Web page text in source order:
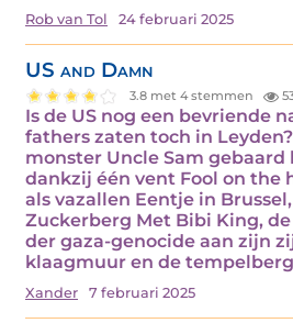
Rob van Tol 24 februari 2025
US and Damn
3.8 met 4 stemmen
Is de US nog een bevriende
fathers zaten toch in
monster Uncle Sam gebaard
dankzij één vent Fool on the
als vazallen Eentje in
Zuckerberg Met Bibi King,
der gaza-genocide aan zijn
klaagmuur en de
Xander 7 februari 2025